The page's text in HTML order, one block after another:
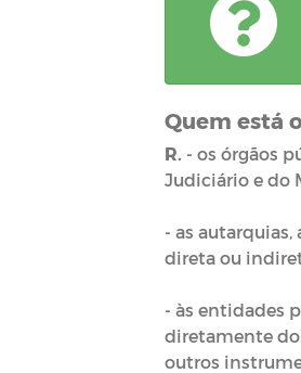
Quem está
R. - os órgãos
Judiciário e do
- as
direta ou
- às entidades
diretamente do
outros